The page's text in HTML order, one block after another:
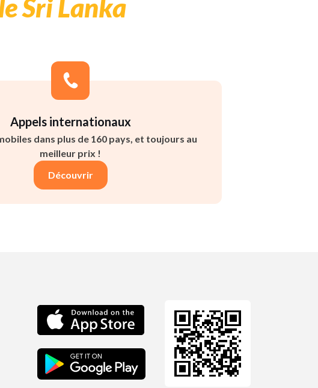
Sri Lanka
Appels internationaux
dans plus de 160 pays, et toujours au
meilleur prix !
Découvrir